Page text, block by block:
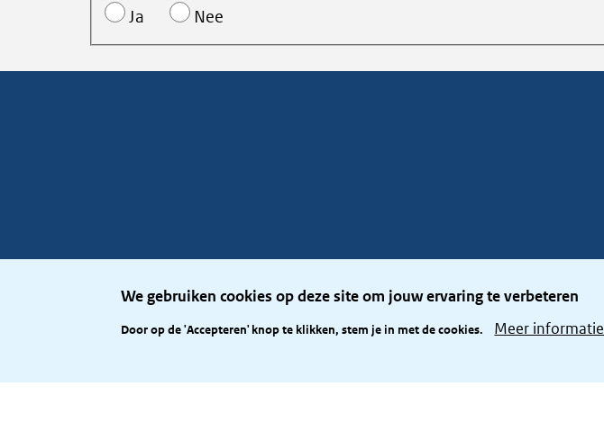
We gebruiken cookies op deze site om jouw ervaring te verbeteren
Door op de 'Accepteren' knop te klikken, stem je in met de cookies. Meer informatie
Ja Nee